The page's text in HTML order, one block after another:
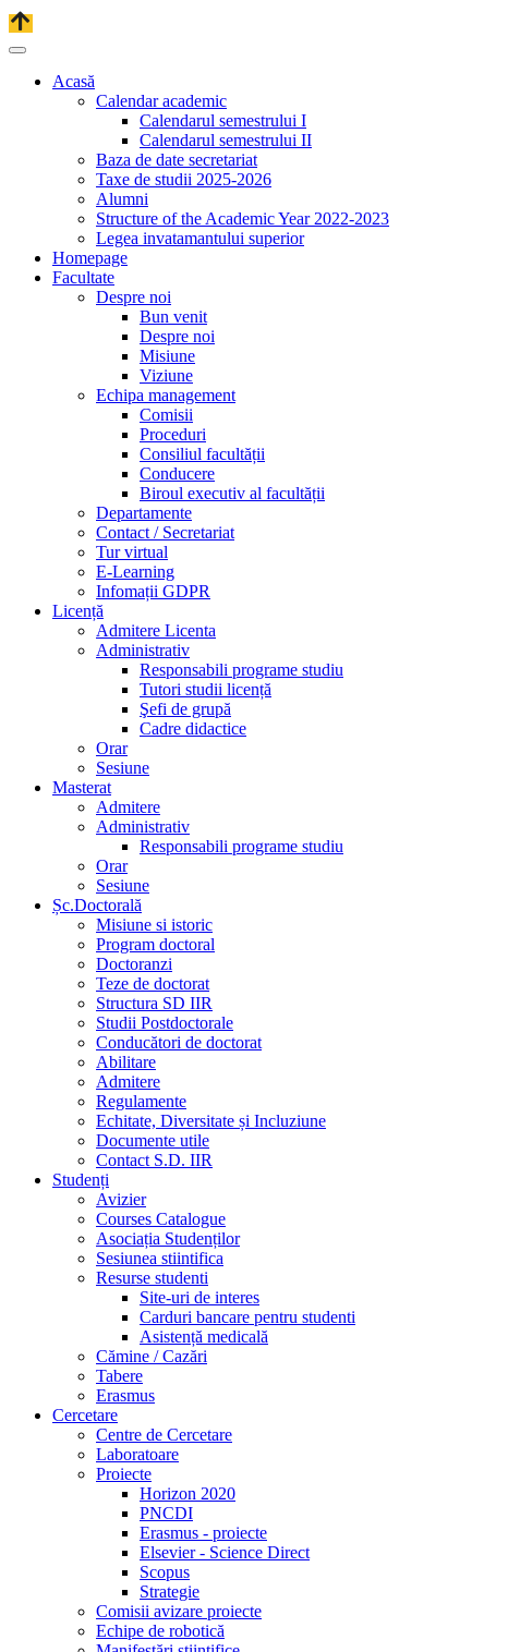
Acasă
Calendar academic
Calendarul semestrului I
Calendarul semestrului II
Baza de date secretariat
Taxe de studii 2025-2026
Alumni
Structure of the Academic Year 2022-2023
Legea invatamantului superior
Homepage
Facultate
Despre noi
Bun venit
Despre noi
Misiune
Viziune
Echipa management
Comisii
Proceduri
Consiliul facultății
Conducere
Biroul executiv al facultății
Departamente
Contact / Secretariat
Tur virtual
E-Learning
Infomații GDPR
Licență
Admitere Licenta
Administrativ
Responsabili programe studiu
Tutori studii licență
Şefi de grupă
Cadre didactice
Orar
Sesiune
Masterat
Admitere
Administrativ
Responsabili programe studiu
Orar
Sesiune
Șc.Doctorală
Misiune si istoric
Program doctoral
Doctoranzi
Teze de doctorat
Structura SD IIR
Studii Postdoctorale
Conducători de doctorat
Abilitare
Admitere
Regulamente
Echitate, Diversitate și Incluziune
Documente utile
Contact S.D. IIR
Studenți
Avizier
Courses Catalogue
Asociația Studenților
Sesiunea stiintifica
Resurse studenti
Site-uri de interes
Carduri bancare pentru studenti
Asistență medicală
Cămine / Cazări
Tabere
Erasmus
Cercetare
Centre de Cercetare
Laboratoare
Proiecte
Horizon 2020
PNCDI
Erasmus - proiecte
Elsevier - Science Direct
Scopus
Strategie
Comisii avizare proiecte
Echipe de robotică